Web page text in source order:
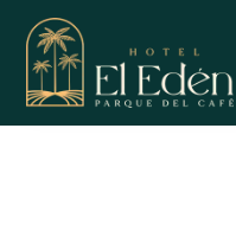
Skip
content